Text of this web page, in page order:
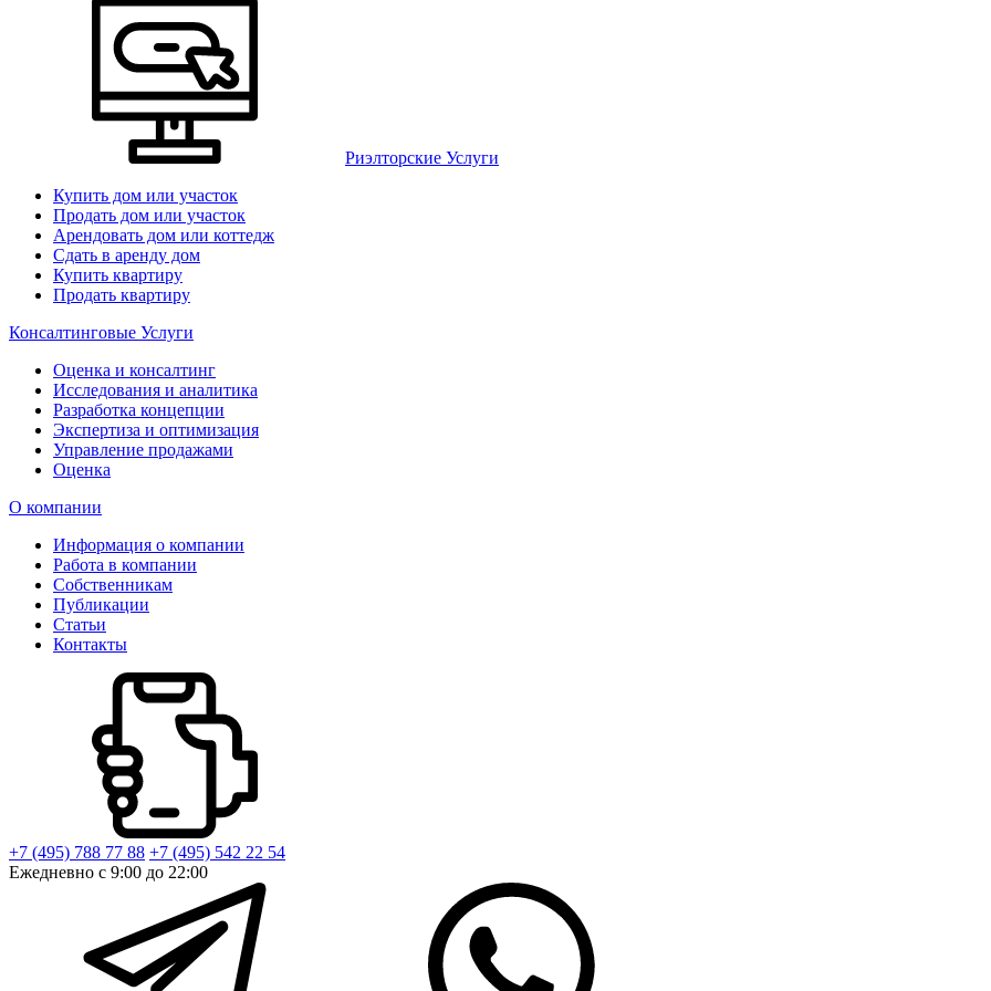
Риэлторские Услуги
Купить дом или участок
Продать дом или участок
Арендовать дом или коттедж
Сдать в аренду дом
Купить квартиру
Продать квартиру
Консалтинговые Услуги
Оценка и консалтинг
Исследования и аналитика
Разработка концепции
Экспертиза и оптимизация
Управление продажами
Оценка
О компании
Информация о компании
Работа в компании
Собственникам
Публикации
Статьи
Контакты
+7 (495) 788 77 88 +7 (495) 542 22 54
Ежедневно с 9:00 до 22:00